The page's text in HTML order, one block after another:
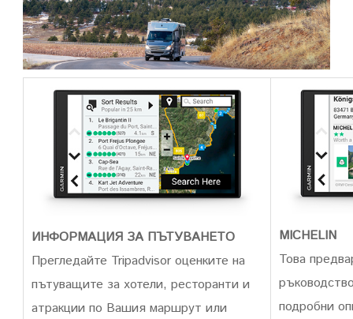
ИНФОРМАЦИЯ ЗА ПЪТУВАНЕТО
Прегледайте Tripadvisor оценките на
пътуващите за хотели, ресторанти и
атракции по Вашия маршрут или
MICHELIN
Това
подробни